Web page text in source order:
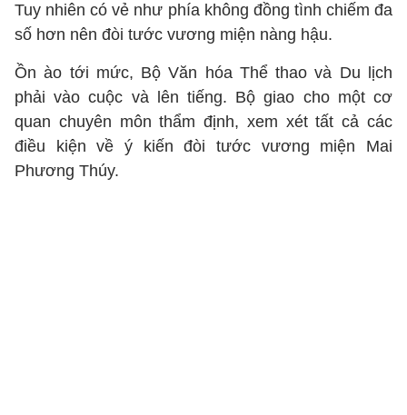
Tuy nhiên có vẻ như phía không đồng tình chiếm đa
số hơn nên đòi tước vương miện nàng hậu.
Ồn ào tới mức, Bộ Văn hóa Thể thao và Du lịch
phải vào cuộc và lên tiếng. Bộ giao cho một cơ
quan chuyên môn thẩm định, xem xét tất cả các
điều kiện về ý kiến đòi tước vương miện Mai
Phương Thúy.